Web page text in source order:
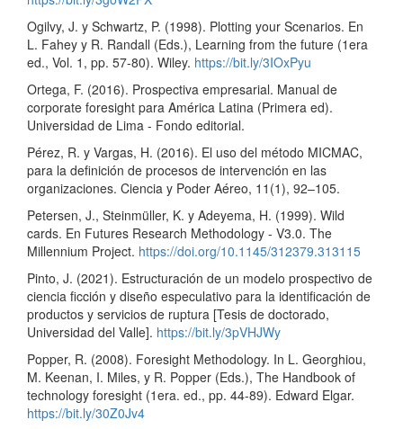
Ogilvy, J. y Schwartz, P. (1998). Plotting your Scenarios. En
L. Fahey y R. Randall (Eds.), Learning from the future (1era
ed., Vol. 1, pp. 57-80). Wiley. https://bit.ly/3IOxPyu
Ortega, F. (2016). Prospectiva empresarial. Manual de
corporate foresight para América Latina (Primera ed).
Universidad de Lima - Fondo editorial.
Pérez, R. y Vargas, H. (2016). El uso del método MICMAC,
para la definición de procesos de intervención en las
organizaciones. Ciencia y Poder Aéreo, 11(1), 92–105.
Petersen, J., Steinmüller, K. y Adeyema, H. (1999). Wild
cards. En Futures Research Methodology - V3.0. The
Millennium Project. https://doi.org/10.1145/312379.313115
Pinto, J. (2021). Estructuración de un modelo prospectivo de
ciencia ficción y diseño especulativo para la identificación de
productos y servicios de ruptura [Tesis de doctorado,
Universidad del Valle]. https://bit.ly/3pVHJWy
Popper, R. (2008). Foresight Methodology. In L. Georghiou,
M. Keenan, I. Miles, y R. Popper (Eds.), The Handbook of
technology foresight (1era. ed., pp. 44-89). Edward Elgar.
https://bit.ly/30Z0Jv4